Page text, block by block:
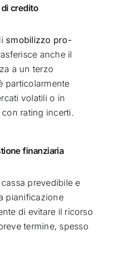
credito
smobilizzo pro-
anche il
a un terzo
particolarmente
volatili o in
rating incerti.
finanziaria
prevedibile e
pianificazione
di evitare il ricorso
termine, spesso